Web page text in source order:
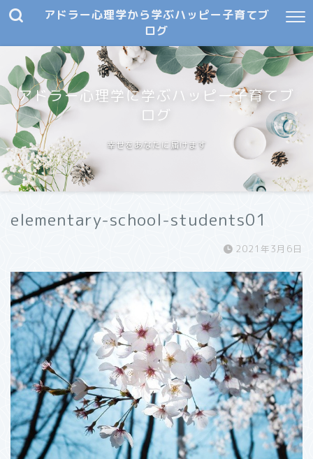
アドラー心理学から学ぶハッピー子育てブ
ログ
アドラー心理学に学ぶハッピー子育てブ
ログ
幸せをあなたに届けます
elementary-school-students01
2021年3月6日